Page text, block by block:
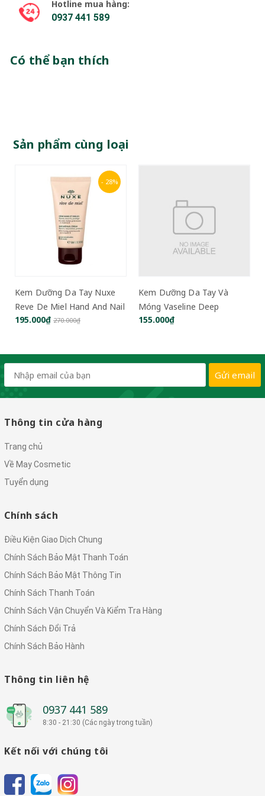
Hotline mua hàng:
0937 441 589
Có thể bạn thích
Sản phẩm cùng loại
- 28%
Kem Dưỡng Da Tay Nuxe
Reve De Miel Hand And Nail
Cream 50ml
195.000₫ 270.000₫
Kem Dưỡng Da Tay Và
Móng Vaseline Deep
Moisture Hand & Nail
155.000₫
Gửi email
Thông tin cửa hàng
Trang chủ
Về May Cosmetic
Tuyển dụng
Chính sách
Điều Kiện Giao Dịch Chung
Chính Sách Bảo Mật Thanh Toán
Chính Sách Bảo Mật Thông Tin
Chính Sách Thanh Toán
Chính Sách Vận Chuyển Và Kiểm Tra Hàng
Chính Sách Đổi Trả
Chính Sách Bảo Hành
Thông tin liên hệ
0937 441 589
8:30 - 21:30 (Các ngày trong tuần)
Kết nối với chúng tôi